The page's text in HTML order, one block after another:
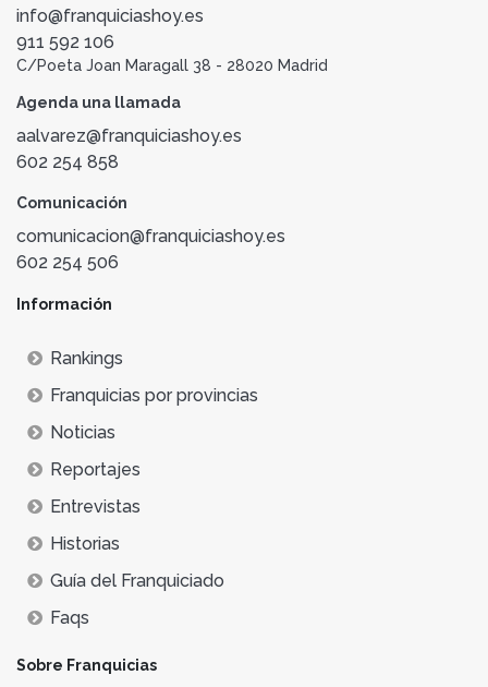
info@franquiciashoy.es
911 592 106
C/Poeta Joan Maragall 38 - 28020 Madrid
Agenda una llamada
aalvarez@franquiciashoy.es
602 254 858
Comunicación
comunicacion@franquiciashoy.es
602 254 506
Información
Rankings
Franquicias por provincias
Noticias
Reportajes
Entrevistas
Historias
Guía del Franquiciado
Faqs
Sobre Franquicias